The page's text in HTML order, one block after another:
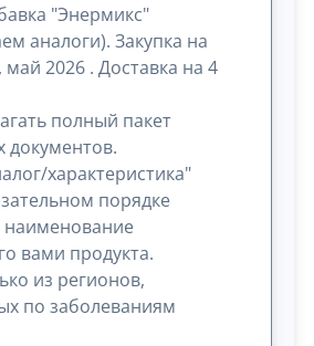
"Энермикс"
аналоги). Закупка на
2026 . Доставка на 4
полный пакет
документов.
характеристика"
порядке
вами продукта.
из регионов,
по заболеваниям